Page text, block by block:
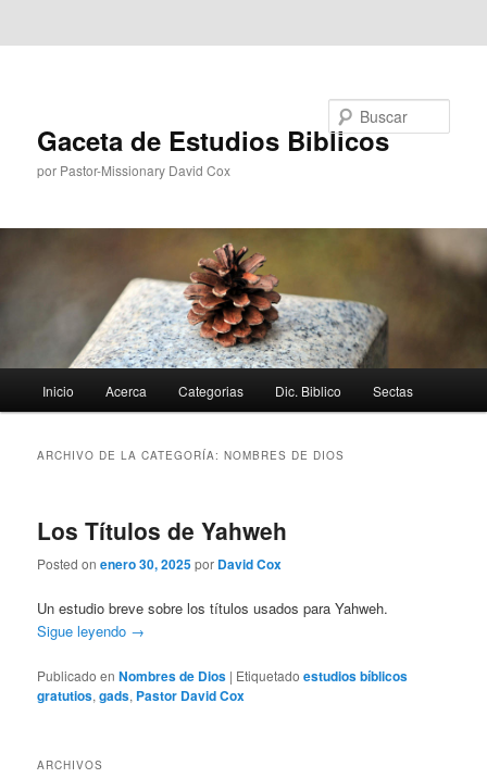
Gaceta de Estudios Biblicos
por Pastor-Missionary David Cox
principal
Inicio Acerca Categorias Dic. Biblico Sectas
ARCHIVO DE LA CATEGORÍA:NOMBRES DE DIOS
Los Títulos de Yahweh
Posted onenero 30, 2025por David Cox
Un estudio breve sobre los títulos usados para Yahweh.
Sigue leyendo →
Publicado en Nombres de Dios | Etiquetado estudios bíblicos
gratutios,gads, Pastor David Cox
ARCHIVOS